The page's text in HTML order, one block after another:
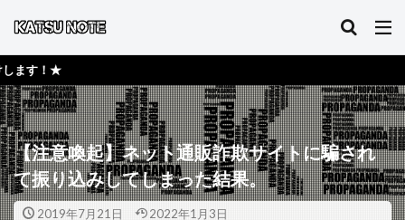
【注意喚起】ネット通販詐欺サイトに騙され
て振り込みしてしまった結果。
2019年7月21日
2022年1月3日